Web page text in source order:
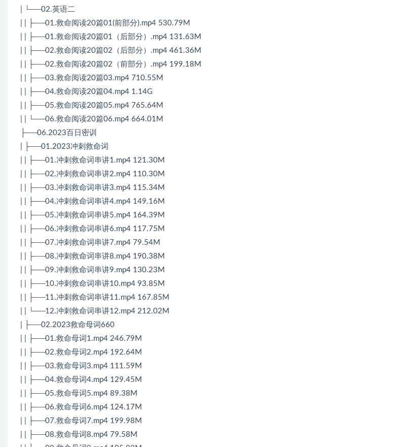
| └──02.英语二
| | ├──01.救命阅读20篇01(前部分).mp4 530.79M
| | ├──01.救命阅读20篇01（后部分）.mp4 131.63M
| | ├──02.救命阅读20篇02（后部分）.mp4 461.36M
| | ├──02.救命阅读20篇02（前部分）.mp4 199.18M
| | ├──03.救命阅读20篇03.mp4 710.55M
| | ├──04.救命阅读20篇04.mp4 1.14G
| | ├──05.救命阅读20篇05.mp4 765.64M
| | └──06.救命阅读20篇06.mp4 664.01M
├──06.2023百日密训
| ├──01.2023冲刺救命词
| | ├──01.冲刺救命词串讲1.mp4 121.30M
| | ├──02.冲刺救命词串讲2.mp4 110.30M
| | ├──03.冲刺救命词串讲3.mp4 115.34M
| | ├──04.冲刺救命词串讲4.mp4 149.16M
| | ├──05.冲刺救命词串讲5.mp4 164.39M
| | ├──06.冲刺救命词串讲6.mp4 117.75M
| | ├──07.冲刺救命词串讲7.mp4 79.54M
| | ├──08.冲刺救命词串讲8.mp4 190.38M
| | ├──09.冲刺救命词串讲9.mp4 130.23M
| | ├──10.冲刺救命词串讲10.mp4 93.85M
| | ├──11.冲刺救命词串讲11.mp4 167.85M
| | └──12.冲刺救命词串讲12.mp4 212.02M
| ├──02.2023救命母词660
| | ├──01.救命母词1.mp4 246.79M
| | ├──02.救命母词2.mp4 192.64M
| | ├──03.救命母词3.mp4 111.59M
| | ├──04.救命母词4.mp4 129.45M
| | ├──05.救命母词5.mp4 89.38M
| | ├──06.救命母词6.mp4 124.17M
| | ├──07.救命母词7.mp4 199.98M
| | ├──08.救命母词8.mp4 79.58M